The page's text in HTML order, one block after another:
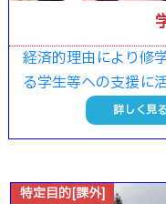
経済的理由により修
る学生等への支援に
詳しく見
特定目的[課外]